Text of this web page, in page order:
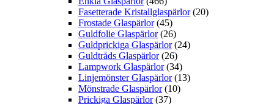
Fasetterade Kristallglaspärlor (20)
Frostade Glaspärlor (45)
Guldfolie Glaspärlor (26)
Guldprickiga Glaspärlor (24)
Guldtråds Glaspärlor (26)
Lampwork Glaspärlor (34)
Linjemönster Glaspärlor (13)
Mönstrade Glaspärlor (10)
Prickiga Glaspärlor (37)